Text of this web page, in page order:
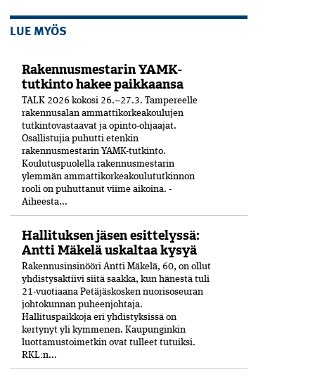
LUE MYÖS
Rakennusmestarin YAMK-
tutkinto hakee paikkaansa
TALK 2026 kokosi 26.–27.3. Tampereelle
rakennusalan ammattikorkeakoulujen
tutkintovastaavat ja opinto-ohjaajat.
Osallistujia puhutti etenkin
rakennusmestarin YAMK-tutkinto.
Koulutuspuolella rakennusmestarin
ylemmän ammattikorkeakoulututkinnon
rooli on puhuttanut viime ­aikoina. ­
Aiheesta...
Hallituksen jäsen esittelyssä:
Antti Mäkelä uskaltaa kysyä
Rakennusinsinööri Antti Mäkelä, 60, on ollut
yhdistysaktiivi siitä saakka, kun hänestä tuli
21-vuo­tiaana Petäjäskosken nuoriso­seuran
johtokunnan puheenjohtaja.
Hallituspaikkoja eri yhdistyksissä on
kertynyt yli kymmenen. Kaupunginkin
luottamustoimetkin ovat tulleet tutuiksi.
RKL:n...